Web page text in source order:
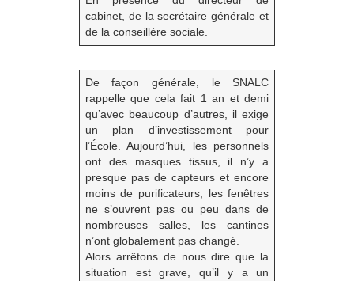
cabinet, de la secrétaire générale et
de la conseillère sociale.
De façon générale, le SNALC
rappelle que cela fait 1 an et demi
qu’avec beaucoup d’autres, il exige
un plan d’investissement pour
l’École. Aujourd’hui, les personnels
ont des masques tissus, il n’y a
presque pas de capteurs et encore
moins de purificateurs, les fenêtres
ne s’ouvrent pas ou peu dans de
nombreuses salles, les cantines
n’ont globalement pas changé.
Alors arrêtons de nous dire que la
situation est grave, qu’il y a un